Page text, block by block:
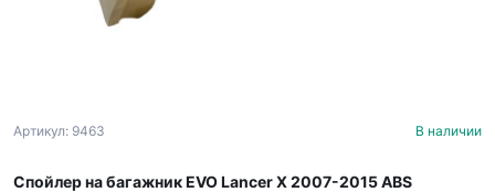
Артикул: 9463 В наличии
Спойлер на багажник EVO Lancer X 2007-2015 ABS